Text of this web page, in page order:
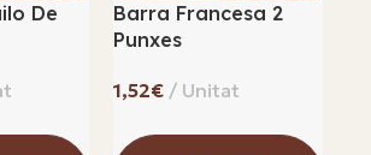
De
Barra Francesa 2
Punxes
€